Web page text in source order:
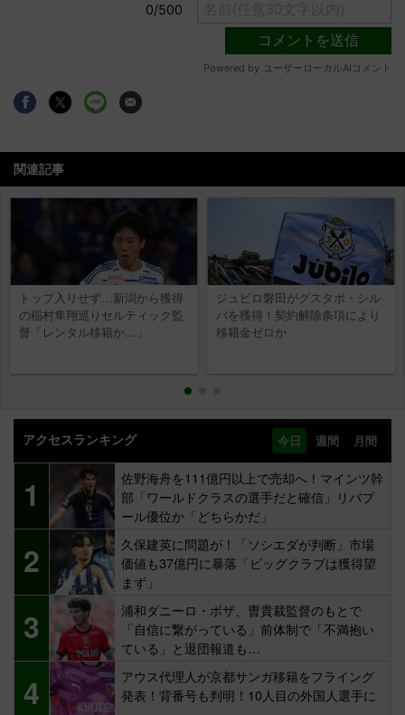
関連記事
トップ入りせず…新潟から獲得
の稲村隼翔巡りセルティック監
督「レンタル移籍か…」
ジュビロ磐田がグスタボ・シル
バを獲得！契約解除条項により
移籍金ゼロか
アクセスランキング 今日 週間 月間
1
佐野海舟を111億円以上で売却へ！マインツ幹
部「ワールドクラスの選手だと確信」リバプ
ール優位か「どちらかだ」
2
久保建英に問題が！「ソシエダが判断」市場
価値も37億円に暴落「ビッグクラブは獲得望
まず」
3
浦和ダニーロ・ボザ、曺貴裁監督のもとで
「自信に繋がっている」前体制で「不満抱い
ている」と退団報道も…
4
アウス代理人が京都サンガ移籍をフライング
発表！背番号も判明！10人目の外国人選手に